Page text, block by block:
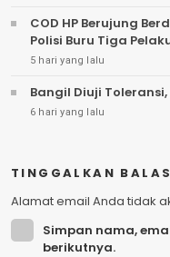
COD HP Berujung
Polisi Buru Tiga
5 hari yang lalu
Bangil Diuji
6 hari yang lalu
TINGGALKAN
Alamat email Anda tidak
Simpan nama,
berikutnya.